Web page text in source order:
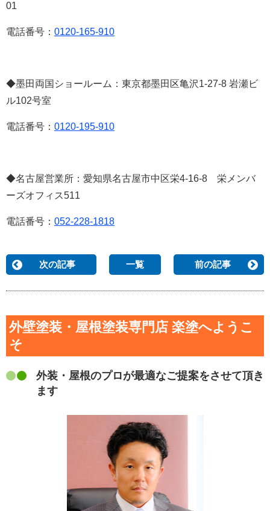
01
電話番号： 0120-165-910
◆墨田両国ショールーム：東京都墨田区亀沢1-27-8 岩瀬ビ
ル102号室
電話番号： 0120-195-910
◆名古屋営業所：愛知県名古屋市中区栄4-16-8 栄メンバ
ーズオフィス511
電話番号： 052-228-1818
次の記事 一覧 前の記事
外壁塗装・屋根塗装専門店 楽塗へようこ
そ
外装・屋根のプロが最適なご提案をさせて頂き
ます